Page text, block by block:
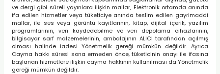
ve dergi gibi süreli yayınlara ilişkin mallar, Elektronik ortamda anında
ifa edilen hizmetler veya tüketiciye anında teslim edilen gayrimaddi
mallar, ile ses veya görüntü kayıtlarının, kitap, dijital içerik, yazılım
programlarının, veri kaydedebilme ve veri depolama cihazlarının,
bilgisayar sarf malzemelerinin, ambalajının ALICI tarafından açılmış
olması halinde iadesi Yönetmelik gereği mümkün değildir. Ayrıca
Cayma hakkı süresi sona ermeden önce, tüketicinin onayı ile ifasına
başlanan hizmetlere ilişkin cayma hakkının kullanılması da Yönetmelik
gereği mümkün değildir.